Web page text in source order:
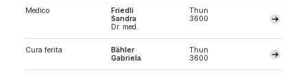
Medico
Friedli
Sandra
Dr. med.
3600
Thun
Cura ferita
Bähler
Gabriela
3600
Thun